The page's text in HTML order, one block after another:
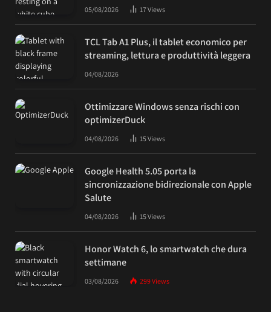
05/08/2026 17Views
TCL Tab A1 Plus, il tablet economico per
streaming, lettura e produttività leggera
04/08/2026
Ottimizzare Windows senza rischi con
optimizerDuck
04/08/2026 15Views
Google Health 5.05 porta la
sincronizzazione bidirezionale con Apple
Salute
04/08/2026 15Views
Honor Watch 6, lo smartwatch che dura
settimane
03/08/2026 299Views